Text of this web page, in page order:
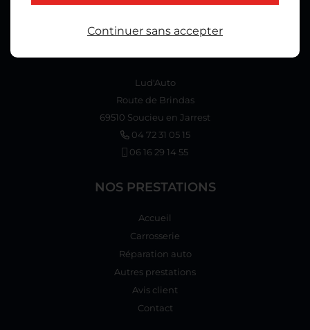
Lud'Auto
Route de Brindas
69510 Soucieu en Jarrest
04 72 31 05 15
06 16 29 14 55
NOS PRESTATIONS
Accueil
Carrosserie
Réparation auto
Autres prestations
Avis client
Contact
Continuer sans accepter